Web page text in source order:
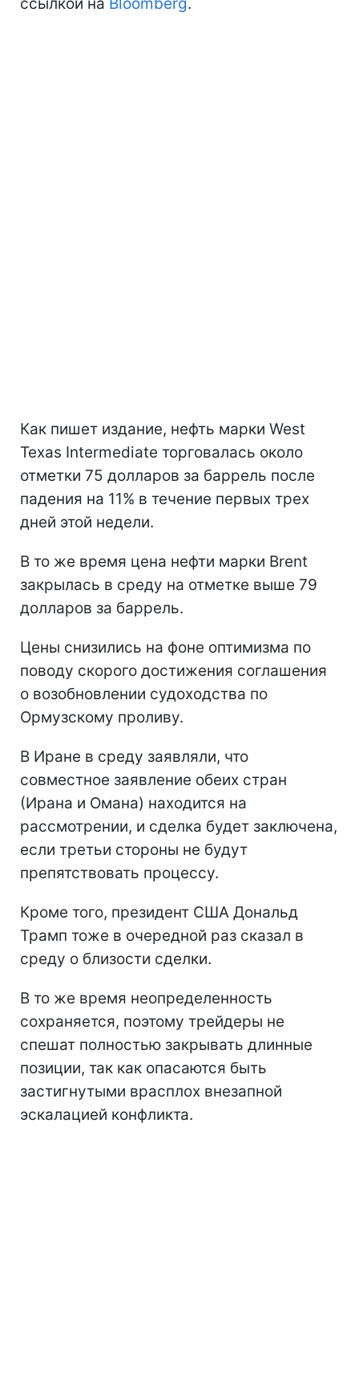
Как пишет издание, нефть марки West
Texas Intermediate торговалась около
отметки 75 долларов за баррель после
падения на 11% в течение первых трех
дней этой недели.
В то же время цена нефти марки Brent
закрылась в среду на отметке выше 79
долларов за баррель.
Цены снизились на фоне оптимизма по
поводу скорого достижения соглашения
о возобновлении судоходства по
Ормузскому проливу.
В Иране в среду заявляли, что
совместное заявление обеих стран
(Ирана и Омана) находится на
рассмотрении, и сделка будет заключена,
если третьи стороны не будут
препятствовать процессу.
Кроме того, президент США Дональд
Трамп тоже в очередной раз сказал в
среду о близости сделки.
В то же время неопределенность
сохраняется, поэтому трейдеры не
спешат полностью закрывать длинные
позиции, так как опасаются быть
застигнутыми врасплох внезапной
эскалацией конфликта.